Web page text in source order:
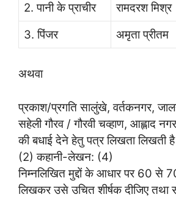
2. पानी के प्राचीर
रामदरश मिश्र
3. पिंजर
अमृता प्रीतम
अथवा
प्रकाश/प्रगति सालुंखे, वर्तकनगर,
सहेली गौरव / गौरवी चव्हाण, आह्लाद
की बधाई देने हेतु पत्र लिखता लिखती
(2) कहानी-लेखन: (4)
निम्नलिखित मुद्दों के आधार पर 60 से
लिखकर उसे उचित शीर्षक दीजिए तथा